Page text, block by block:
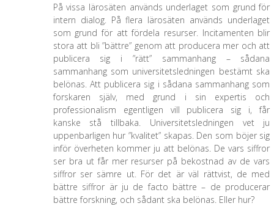
På vissa lärosäten används underlaget som grund för
intern dialog. På flera lärosäten används underlaget
som grund för att fördela resurser. Incitamenten blir
stora att bli ”bättre” genom att producera mer och att
publicera sig i ”rätt” sammanhang – sådana
sammanhang som universitetsledningen bestämt ska
belönas. Att publicera sig i sådana sammanhang som
forskaren själv, med grund i sin expertis och
professionalism egentligen vill publicera sig i, får
kanske stå tillbaka. Universitetsledningen vet ju
uppenbarligen hur ”kvalitet” skapas. Den som böjer sig
inför överheten kommer ju att belönas. De vars siffror
ser bra ut får mer resurser på bekostnad av de vars
siffror ser sämre ut. För det är väl rättvist, de med
bättre siffror är ju de facto bättre – de producerar
bättre forskning, och sådant ska belönas. Eller hur?